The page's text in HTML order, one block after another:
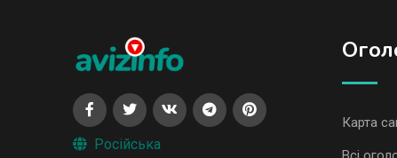
Російська
Карта